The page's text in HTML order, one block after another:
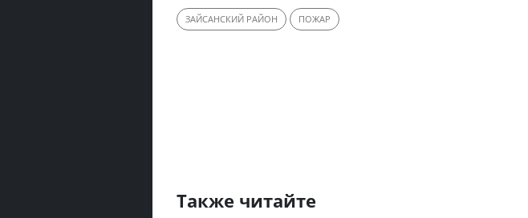
ЗАЙСАНСКИЙ РАЙОН ПОЖАР
Также читайте